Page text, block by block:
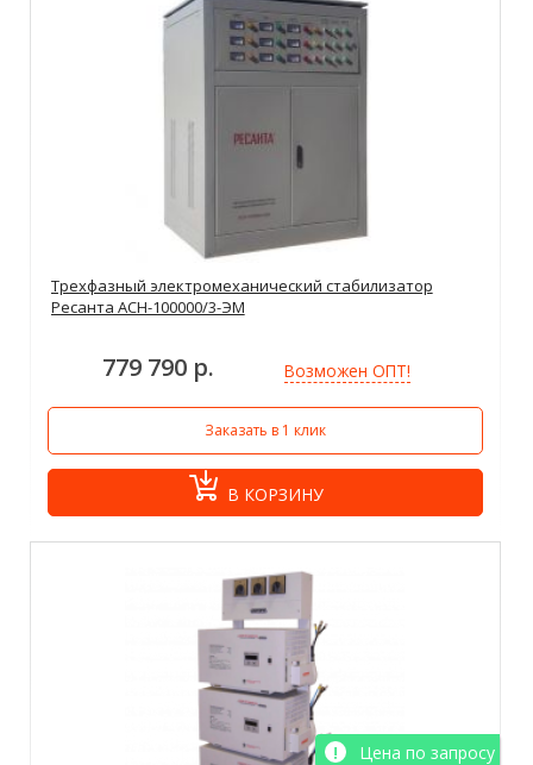
Трехфазный электромеханический стабилизатор
Ресанта АСН-100000/3-ЭМ
779 790 р. Возможен ОПТ!
Заказать в 1 клик
В КОРЗИНУ
Цена по запросу